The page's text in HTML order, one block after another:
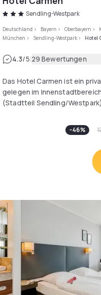
Sendling-Westpark
Deutschland > Bayern > Oberbayern >
München > Sendling-Westpark > Hotel
4.3/5|29 Bewertungen
Das Hotel Carmen ist ein
gelegen im
(Stadtteil Sendling/
Das Hotel hat 63 Zimmer,
Kirschholzmöbeln, Bad/WC
Internetzugang + W-Lan
mehr. Das Hotel bietet ein
Genießen Sie unser
oder ein Essen in unserem
Restaurant.
Zur U-Bahn Station
200 Meter (8 U-Bahn
Meter zum Mittleren Ring.
den geschäftlichen sowie
-46%